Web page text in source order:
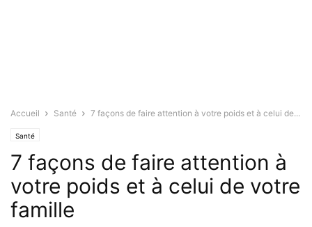
Accueil Santé 7 façons de faire attention à votre poids et à celui de...
Santé
7 façons de faire attention à
votre poids et à celui de votre
famille